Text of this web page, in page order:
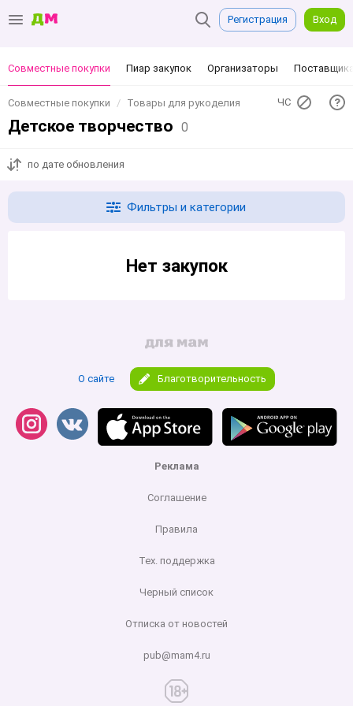
Регистрация Вход
Совместные покупки Пиар закупок Организаторы
ЧС
Совместные покупки Товары для рукоделия
Детское творчество 0
по дате обновления
Фильтры и категории
Нет закупок
О сайте Благотворительность
Реклама
Соглашение
Правила
Тех. поддержка
Черный список
Отписка от новостей
pub@mam4.ru